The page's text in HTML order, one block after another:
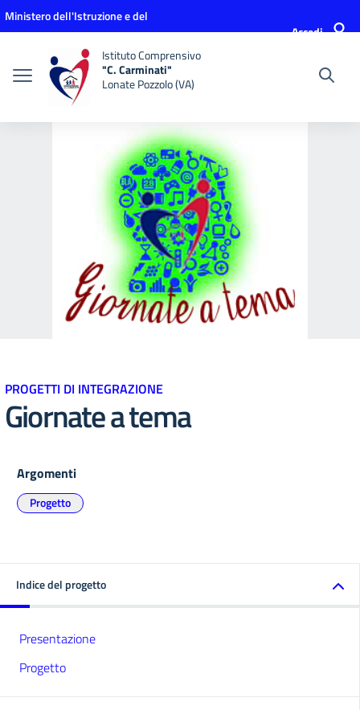
Vai ai contenuti
Vai al menu di navigazione
Vai al footer
Ministero dell'Istruzione e del
Accedi
Istituto Comprensivo
"C. Carminati"
Lonate Pozzolo (VA)
PROGETTI DI INTEGRAZIONE
Giornate a tema
Argomenti
Progetto
Indice del progetto
Presentazione
Progetto